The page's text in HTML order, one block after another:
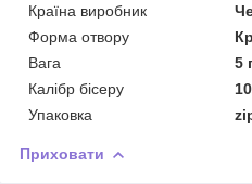
Країна виробник
Форма отвору
Вага
5
Калібр бісеру
Упаковка
Приховати